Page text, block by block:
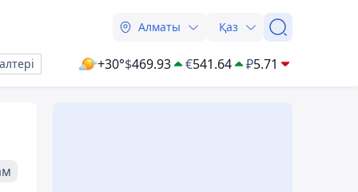
Алматы Қаз
+30°$469.93 €541.64 ₽5.71